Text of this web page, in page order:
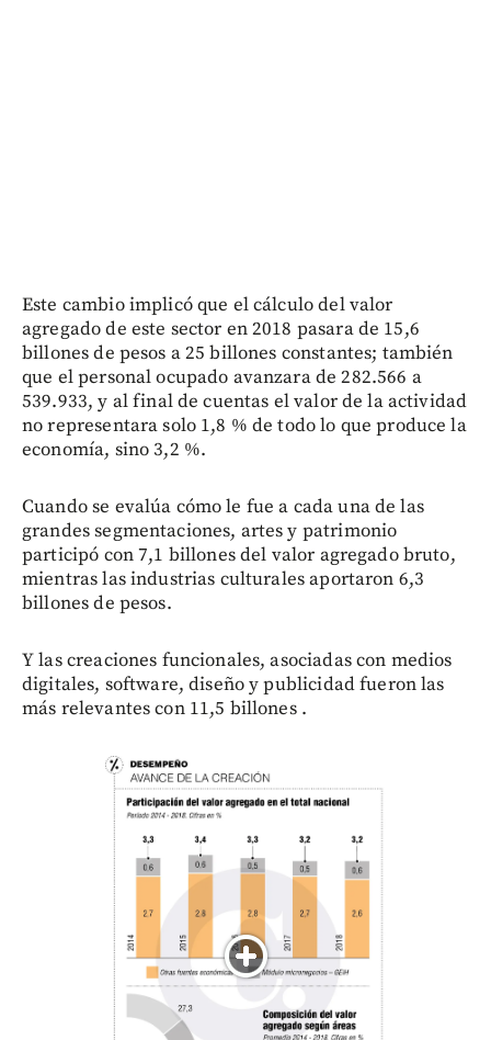
Este cambio implicó que el cálculo del valor
agregado de este sector en 2018 pasara de 15,6
billones de pesos a 25 billones constantes; también
que el personal ocupado avanzara de 282.566 a
539.933, y al final de cuentas el valor de la actividad
no representara solo 1,8 % de todo lo que produce la
economía, sino 3,2 %.
Cuando se evalúa cómo le fue a cada una de las
grandes segmentaciones, artes y patrimonio
participó con 7,1 billones del valor agregado bruto,
mientras las industrias culturales aportaron 6,3
billones de pesos.
Y las creaciones funcionales, asociadas con medios
digitales, software, diseño y publicidad fueron las
más relevantes con 11,5 billones .